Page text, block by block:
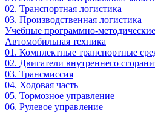
02. Транспортная логистика
03. Производственная логистика
Учебные программно-
Автомобильная техника
01. Комплектные транспортные
02. Двигатели внутреннего
03. Трансмиссия
04. Ходовая часть
05. Тормозное управление
06. Рулевое управление